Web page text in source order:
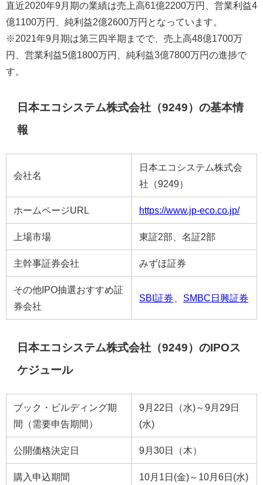
直近2020年9月期の業績は売上高61億2200万円、営業利益4
億1100万円、純利益2億2600万円となっています。
※2021年9月期は第三四半期までで、売上高48億1700万
円、営業利益5億1800万円、純利益3億7800万円の進捗で
す。
日本エコシステム株式会社（9249）の基本情
報
会社名
日本エコシステム株式会
社（9249）
ホームページURL https://www.jp-eco.co.jp/
上場市場 東証2部、名証2部
主幹事証券会社 みずほ証券
その他IPO抽選おすすめ証
券会社
SBI証券 SMBC日興証券
日本エコシステム株式会社（9249）のIPOス
ケジュール
ブック・ビルディング期
間（需要申告期間）
9月22日（水)～9月29日
(水)
公開価格決定日 9月30日（木）
購入申込期間 10月1日(金)～10月6日(水)